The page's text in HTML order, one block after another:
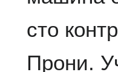
сто
Прони.